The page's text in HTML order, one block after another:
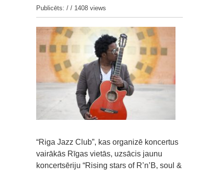
Publicēts: / / 1408 views
“Riga Jazz Club”, kas organizē koncertus
vairākās Rīgas vietās, uzsācis jaunu
koncertsēriju “Rising stars of R’n’B, soul &